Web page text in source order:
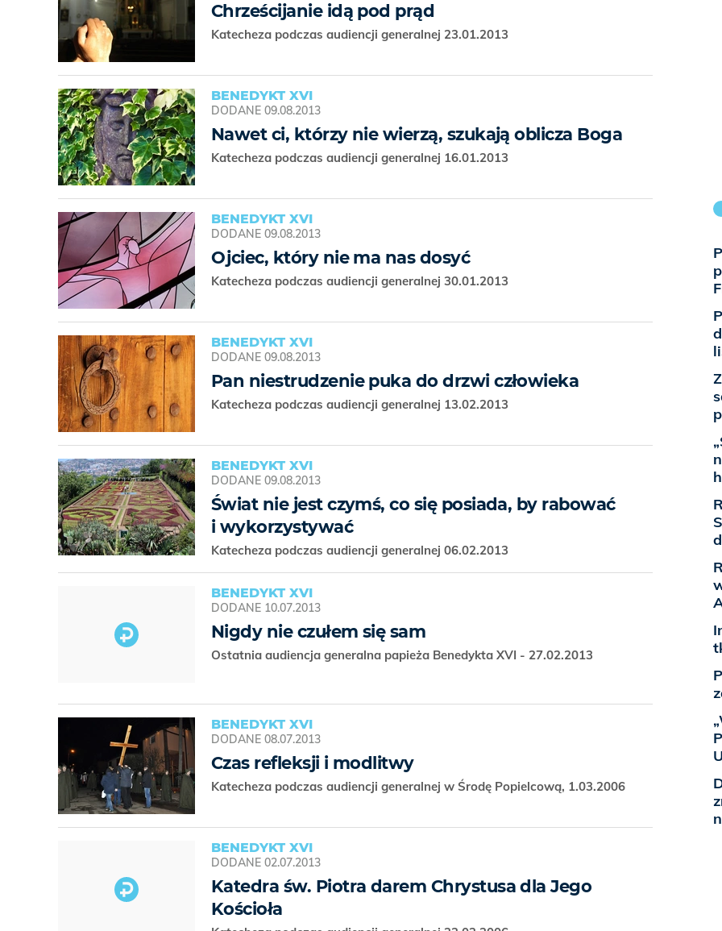
Chrześcijanie idą pod prąd
Katecheza podczas audiencji generalnej 23.01.2013
BENEDYKT XVI
DODANE 09.08.2013
Nawet ci, którzy nie wierzą, szukają oblicza Boga
Katecheza podczas audiencji generalnej 16.01.2013
BENEDYKT XVI
DODANE 09.08.2013
Ojciec, który nie ma nas dosyć
Katecheza podczas audiencji generalnej 30.01.2013
BENEDYKT XVI
DODANE 09.08.2013
Pan niestrudzenie puka do drzwi człowieka
Katecheza podczas audiencji generalnej 13.02.2013
BENEDYKT XVI
DODANE 09.08.2013
Świat nie jest czymś, co się posiada, by rabować
i wykorzystywać
Katecheza podczas audiencji generalnej 06.02.2013
BENEDYKT XVI
DODANE 10.07.2013
Nigdy nie czułem się sam
Ostatnia audiencja generalna papieża Benedykta XVI - 27.02.2013
BENEDYKT XVI
DODANE 08.07.2013
Czas refleksji i modlitwy
Katecheza podczas audiencji generalnej w Środę Popielcową, 1.03.2006
BENEDYKT XVI
DODANE 02.07.2013
Katedra św. Piotra darem Chrystusa dla Jego
Kościoła